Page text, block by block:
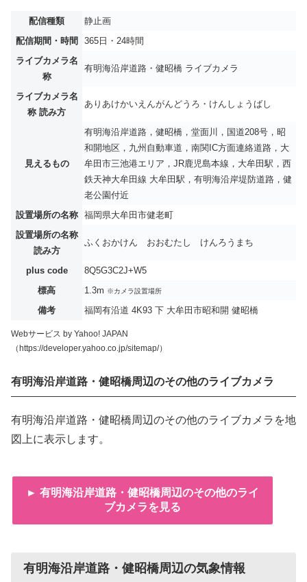
配信種類
静止画
配信期間・時間
365日・24時間
ライブカメラ名
称
有明海沿岸道路・健昭橋 ライブカメラ
ライブカメラ名
称 読み方
ありあけかいえんがんどうろ・けんしょうばし
見えるもの
有明海沿岸道路，健昭橋，堂面川，国道208号，昭
和開地区，九州自動車道，南関IC方面連絡道路，大
牟田市三池港エリア，JR鹿児島本線，大牟田駅，西
鉄天神大牟田線 大牟田駅，有明海沿岸堤防道路，健
老公園付近
設置場所の名称
福岡県大牟田市健老町
設置場所の名称
読み方
ふくおかけん おおむたし けんろうまち
plus code
8Q5G3C2J+W5
標高
1.3m ※カメラ設置場所
備考 福岡有沿道 4K93 下 大牟田市昭和開 健昭橋
Webサービス by Yahoo! JAPAN
（https://developer.yahoo.co.jp/sitemap/）
有明海沿岸道路・健昭橋周辺のその他のライブカメラ
有明海沿岸道路・健昭橋周辺のその他のライブカメラを地
図上に表示します。
► 有明海沿岸道路・健昭橋周辺のその他のライ
ブカメラを見る
有明海沿岸道路・健昭橋周辺の気象情報